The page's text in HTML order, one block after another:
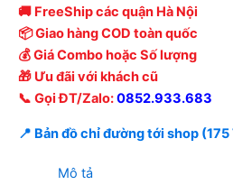
🚚 FreeShip các quận Hà Nội
📦 Giao hàng COD toàn quốc
💰 Giá Combo hoặc Số lượng
🎁 Ưu đãi với khách cũ
📞 Gọi ĐT/Zalo:0852.933.683
📍 Bản đồ chỉ đường tới shop (175
Mô tả